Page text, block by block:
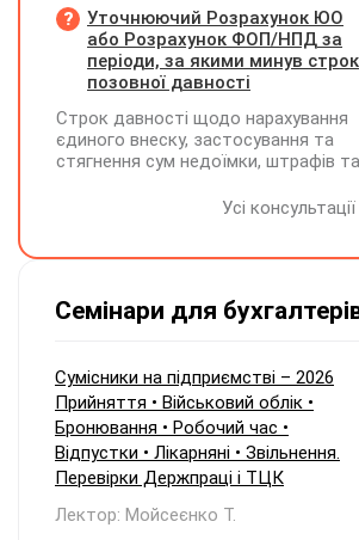
нерозподіленого прибутку в балансі
становить 18 млн грн. Наприкінці
2026 року (вже після переходу на
загальну систему) планується
прийняття рішення про розподіл
цього прибутку та виплату
дивідендів у розмірі 18 млн грн
єдиному учаснику — іншій юридичній
виникають у ТОВ (як емітента
та виплаті таких дивідендів
року? Зокрема: Чи зобов'язане ТОВ
сплачувати авансовий внесок з
був сформований у періоді
перебування на єдиному податку, але
виплачується вже на загальній
системі? Які особливості
оподаткування та утримання
податку у джерела виплати
виникають, якщо материнська
допомоги (ПФД) директору?
Уточнюючий Розрахунок ЮО
або Розрахунок ФОП/НПД за
періоди, за якими минув строк
позовної давності
Строк давності щодо нарахування
єдиного внеску, застосування та
стягнення сум недоїмки, штрафів та
тому страхувальник має право
Усі консультації
Семінари для
Сумісники на підприємстві – 2026
Прийняття • Військовий облік •
Бронювання • Робочий час •
Відпустки • Лікарняні • Звільнення.
Перевірки Держпраці і ТЦК
Лектор: Мойсеєнко Т.